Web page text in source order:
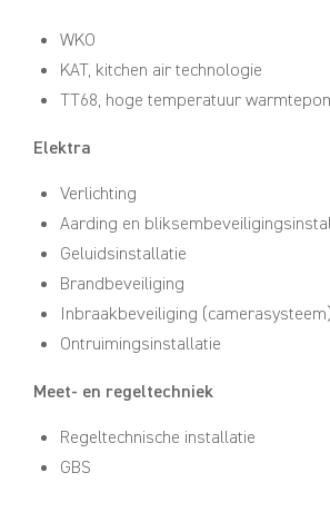
WKO
KAT, kitchen air technologie
TT68, hoge temperatuur
Elektra
Verlichting
Aarding en
Geluidsinstallatie
Brandbeveiliging
Inbraakbeveiliging (camerasysteem)
Ontruimingsinstallatie
Meet- en regeltechniek
Regeltechnische installatie
GBS